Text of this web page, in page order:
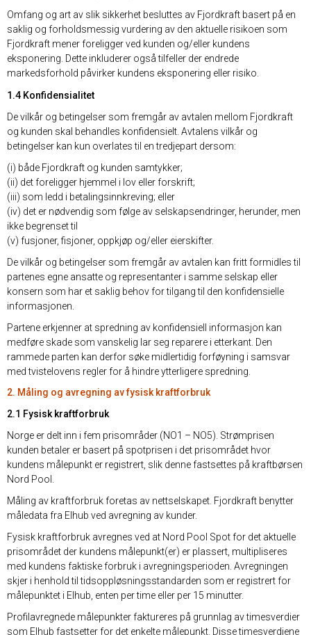
Omfang og art av slik sikkerhet besluttes av Fjordkraft basert på en
saklig og forholdsmessig vurdering av den aktuelle risikoen som
Fjordkraft mener foreligger ved kunden og/eller kundens
eksponering. Dette inkluderer også tilfeller der endrede
markedsforhold påvirker kundens eksponering eller risiko.
1.4 Konfidensialitet
De vilkår og betingelser som fremgår av avtalen mellom Fjordkraft
og kunden skal behandles konfidensielt. Avtalens vilkår og
betingelser kan kun overlates til en tredjepart dersom:
(i) både Fjordkraft og kunden samtykker;
(ii) det foreligger hjemmel i lov eller forskrift;
(iii) som ledd i betalingsinnkreving; eller
(iv) det er nødvendig som følge av selskapsendringer, herunder, men
ikke begrenset til
(v) fusjoner, fisjoner, oppkjøp og/eller eierskifter.
De vilkår og betingelser som fremgår av avtalen kan fritt formidles til
partenes egne ansatte og representanter i samme selskap eller
konsern som har et saklig behov for tilgang til den konfidensielle
informasjonen.
Partene erkjenner at spredning av konfidensiell informasjon kan
medføre skade som vanskelig lar seg reparere i etterkant. Den
rammede parten kan derfor søke midlertidig forføyning i samsvar
med tvistelovens regler for å hindre ytterligere spredning.
2. Måling og avregning av fysisk kraftforbruk
2.1 Fysisk kraftforbruk
Norge er delt inn i fem prisområder (NO1 – NO5). Strømprisen
kunden betaler er basert på spotprisen i det prisområdet hvor
kundens målepunkt er registrert, slik denne fastsettes på kraftbørsen
Nord Pool.
Måling av kraftforbruk foretas av nettselskapet. Fjordkraft benytter
måledata fra Elhub ved avregning av kunder.
Fysisk kraftforbruk avregnes ved at Nord Pool Spot for det aktuelle
prisområdet der kundens målepunkt(er) er plassert, multipliseres
med kundens faktiske forbruk i avregningsperioden. Avregningen
skjer i henhold til tidsoppløsningsstandarden som er registrert for
målepunktet i Elhub, enten per time eller per 15 minutter.
Profilavregnede målepunkter faktureres på grunnlag av timesverdier
som Elhub fastsetter for det enkelte målepunkt. Disse timesverdiene